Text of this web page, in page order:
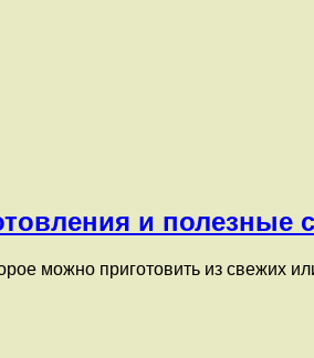
и полезные
можно приготовить из свежих